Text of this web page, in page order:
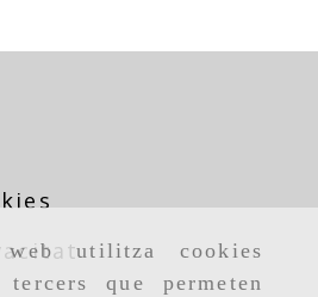
utilitza cookies
que permeten